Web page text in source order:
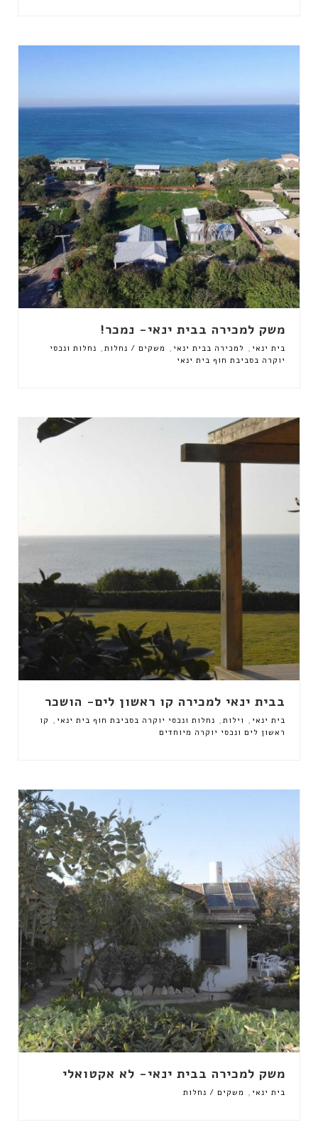
משק למכירה בבית ינאי- נמכר!
בית ינאי , למכירה בבית ינאי , משקים / נחלות , נחלות ונכסי
יוקרה בסביבת חוף בית ינאי
בבית ינאי למכירה קו ראשון לים- הושכר
בית ינאי , וילות , נחלות ונכסי יוקרה בסביבת חוף בית ינאי , קו
ראשון לים ונכסי יוקרה מיוחדים
משק למכירה בבית ינאי- לא אקטואלי
בית ינאי , משקים / נחלות